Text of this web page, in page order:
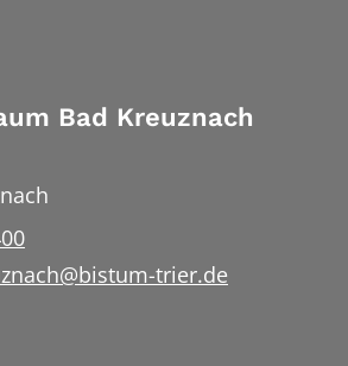
Bad Kreuznach
trier.de